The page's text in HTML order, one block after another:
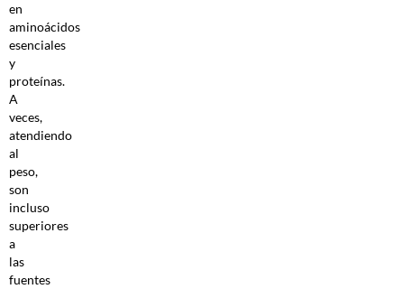
en
aminoácidos
esenciales
y
proteínas.
A
veces,
atendiendo
al
peso,
son
incluso
superiores
a
las
fuentes